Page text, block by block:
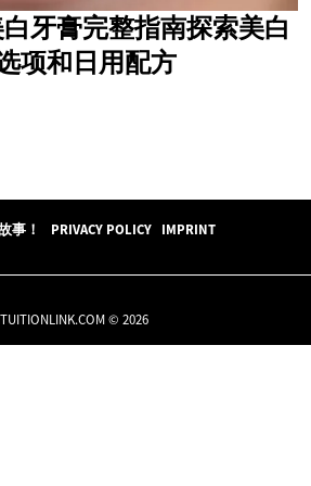
牙膏完整指南探索美白
项和日用配方
事！ PRIVACY POLICY IMPRINT
© 2026